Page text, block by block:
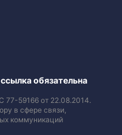
обязательна
77-59166 от 22.08.2014.
в сфере связи,
коммуникаций